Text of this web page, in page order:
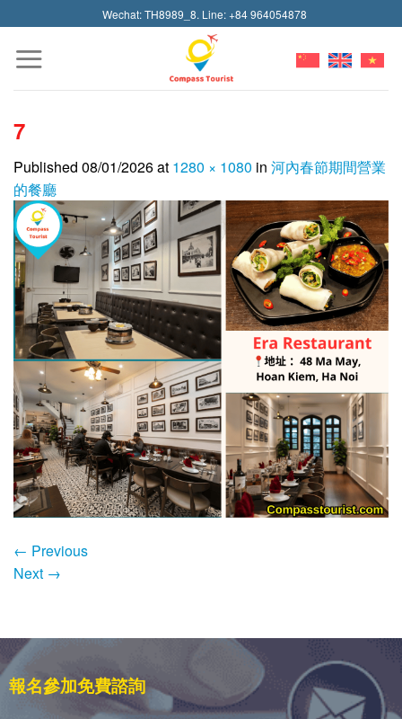
to
content
Wechat: TH8989_8. Line: +84 964054878
7
Published 08/01/2026at 1280 × 1080 in 河內春節期間營業
的餐廳
← Previous
Next →
報名參加免費諮詢